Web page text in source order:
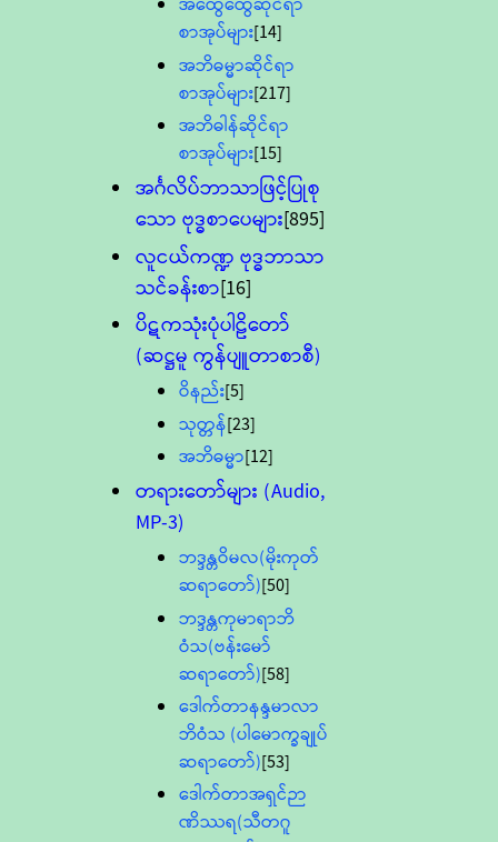
စာအုပ်များ[14]
အဘိဓမ္မာဆိုင်ရာ
စာအုပ်များ[217]
အဘိဓါန်ဆိုင်ရာ
စာအုပ်များ[15]
အင်္ဂလိပ်ဘာသာဖြင့်ပြုစု
သော ဗုဒ္ဓစာပေများ[895]
လူငယ်ကဏ္ဍ ဗုဒ္ဓဘာသာ
သင်ခန်းစာ[16]
ပိဋကသုံးပုံပါဠိတော်
(ဆဋ္ဌမူ ကွန်ပျူတာစာစီ)
ဝိနည်း[5]
သုတ္တန်[23]
အဘိဓမ္မာ[12]
တရားတော်များ (Audio,
MP-3)
ဘဒ္ဒန္တဝိမလ(မိုးကုတ်
ဆရာတော်)[50]
ဘဒ္ဒန္တကုမာရာဘိ
ဝံသ(ဗန်းမော်
ဆရာတော်)[58]
ဒေါက်တာနန္ဒမာလာ
ဘိဝံသ (ပါမောက္ခချုပ်
ဆရာတော်)[53]
ဒေါက်တာအရှင်ဉာ
ဏိဿရ(သီတဂူ